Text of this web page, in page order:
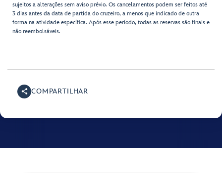
sujeitos a alterações sem aviso prévio. Os cancelamentos podem ser feitos até
3 dias antes da data de partida do cruzeiro, a menos que indicado de outra
forma na atividade específica. Após esse período, todas as reservas são finais e
não reembolsáveis.
COMPARTILHAR